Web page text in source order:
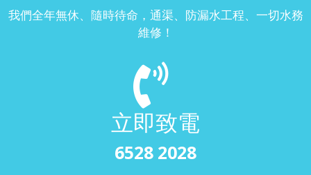
我們全年無休、隨時待命，通渠、防漏水工程、一切水務
維修！
立即致電
6528 2028